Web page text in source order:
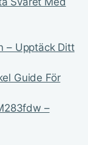
– Upptäck Ditt
Guide För
–